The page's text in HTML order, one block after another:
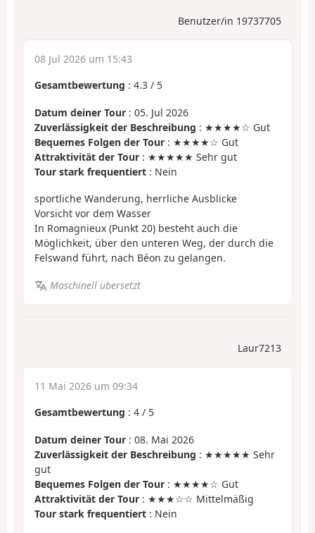
Benutzer/in 19737705
08 Jul 2026 um 15:43
Gesamtbewertung : 4.3 / 5
Datum deiner Tour : 05. Jul 2026
Zuverlässigkeit der Beschreibung : ★★★★☆ Gut
Bequemes Folgen der Tour : ★★★★☆ Gut
Attraktivität der Tour : ★★★★★ Sehr gut
Tour stark frequentiert : Nein
sportliche Wanderung, herrliche Ausblicke
Vorsicht vor dem Wasser
In Romagnieux (Punkt 20) besteht auch die
Möglichkeit, über den unteren Weg, der durch die
Felswand führt, nach Béon zu gelangen.
Maschinell übersetzt
Laur7213
11 Mai 2026 um 09:34
Gesamtbewertung : 4 / 5
Datum deiner Tour : 08. Mai 2026
Zuverlässigkeit der Beschreibung : ★★★★★ Sehr
gut
Bequemes Folgen der Tour : ★★★★☆ Gut
Attraktivität der Tour : ★★★☆☆ Mittelmäßig
Tour stark frequentiert : Nein